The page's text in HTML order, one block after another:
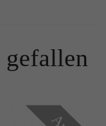
gefallen